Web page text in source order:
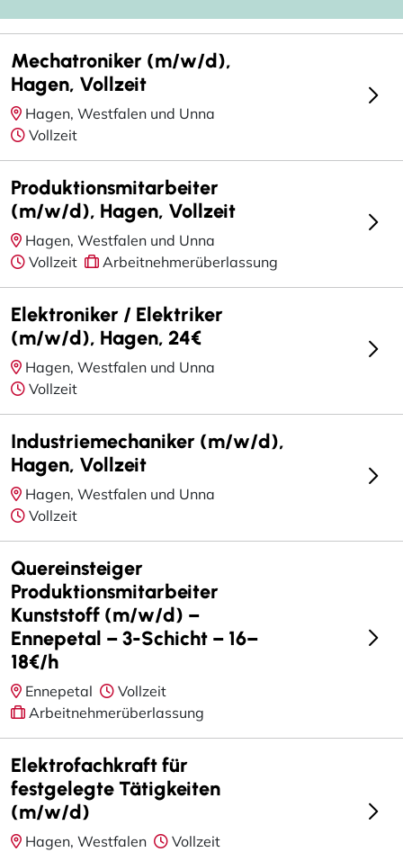
Mechatroniker (m/w/d),
Hagen, Vollzeit
Hagen, Westfalen und Unna
Vollzeit
Produktionsmitarbeiter
(m/w/d), Hagen, Vollzeit
Hagen, Westfalen und Unna
Vollzeit
Arbeitnehmerüberlassung
Elektroniker / Elektriker
(m/w/d), Hagen, 24€
Hagen, Westfalen und Unna
Vollzeit
Industriemechaniker (m/w/d),
Hagen, Vollzeit
Hagen, Westfalen und Unna
Vollzeit
Quereinsteiger
Produktionsmitarbeiter
Kunststoff (m/w/d) –
Ennepetal – 3-Schicht – 16–
18€/h
Ennepetal
Vollzeit
Arbeitnehmerüberlassung
Elektrofachkraft für
festgelegte Tätigkeiten
(m/w/d)
Hagen, Westfalen
Vollzeit